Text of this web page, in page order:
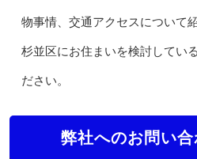
物事情、交通アクセスについて
杉並区にお住まいを検討してい
ださい。
弊社へのお問い